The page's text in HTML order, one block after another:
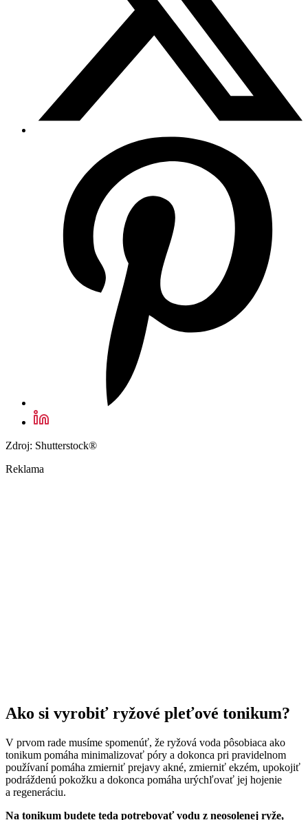
Zdroj: Shutterstock®
Reklama
Ako si vyrobiť ryžové pleťové tonikum?
V prvom rade musíme spomenúť, že ryžová voda pôsobiaca ako
tonikum pomáha minimalizovať póry a dokonca pri pravidelnom
používaní pomáha zmierniť prejavy akné, zmierniť ekzém, upokojiť
podráždenú pokožku a dokonca pomáha urýchľovať jej hojenie
a regeneráciu.
Na tonikum budete teda potrebovať vodu z neosolenej ryže,